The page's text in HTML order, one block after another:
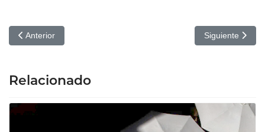
Artículo anterior: Qué es la Violencia Psicológica
Anterior Artículo
Siguiente
Relacionado